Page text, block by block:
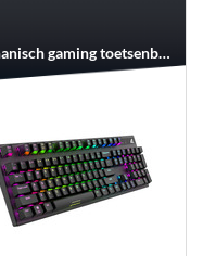
Sharkoon SKILLER SGK20 RGB mechanisch gaming toetsenbord